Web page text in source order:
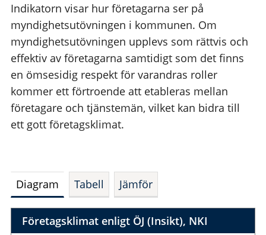
Indikatorn visar hur företagarna ser på
myndighetsutövningen i kommunen. Om
myndighetsutövningen upplevs som rättvis och
effektiv av företagarna samtidigt som det finns
en ömsesidig respekt för varandras roller
kommer ett förtroende att etableras mellan
företagare och tjänstemän, vilket kan bidra till
ett gott företagsklimat.
Diagram Tabell Jämför
Företagsklimat enligt ÖJ (Insikt), NKI